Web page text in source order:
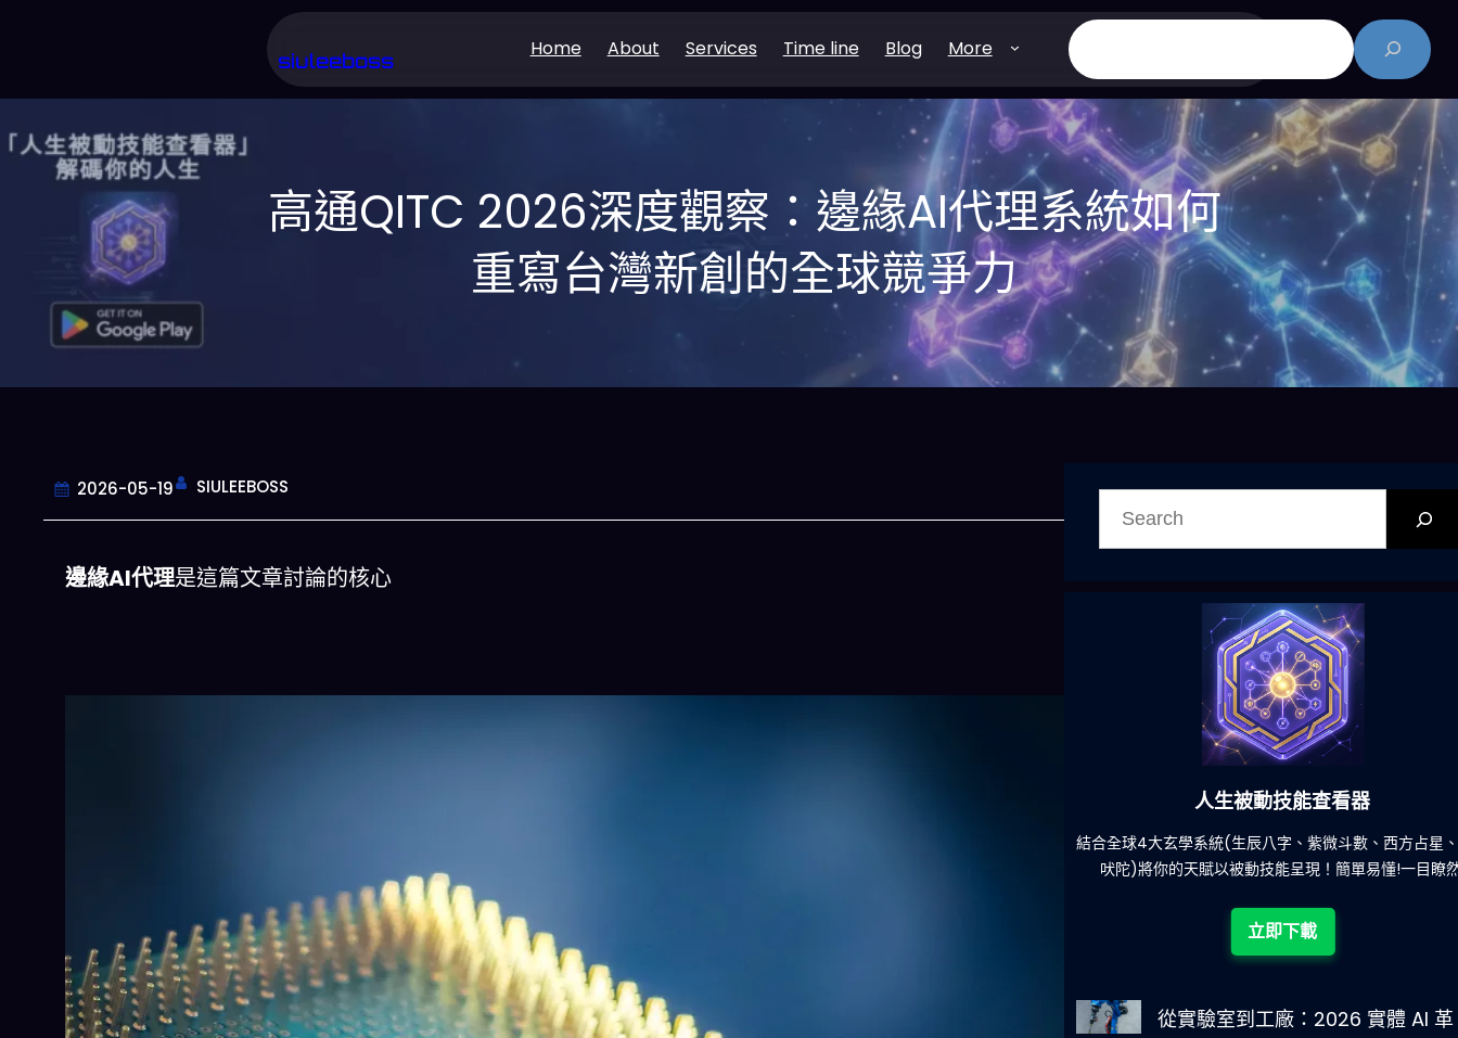
主
要
siuleeboss Home About Services Time line Blog More
搜
尋
高通QITC 2026深度觀察：邊緣AI代理系統如何
重寫台灣新創的全球競爭力
2026-05-19 SIULEEBOSS
邊緣AI代理是這篇文章討論的核心
人生被動技能查看器
結合全球4大玄學系統(生辰八字、紫微斗數、西方占星
吠陀)將你的天賦以被動技能呈現！簡單易懂!一目瞭
立即下載
從實驗室到工廠：2026 實體 AI 革